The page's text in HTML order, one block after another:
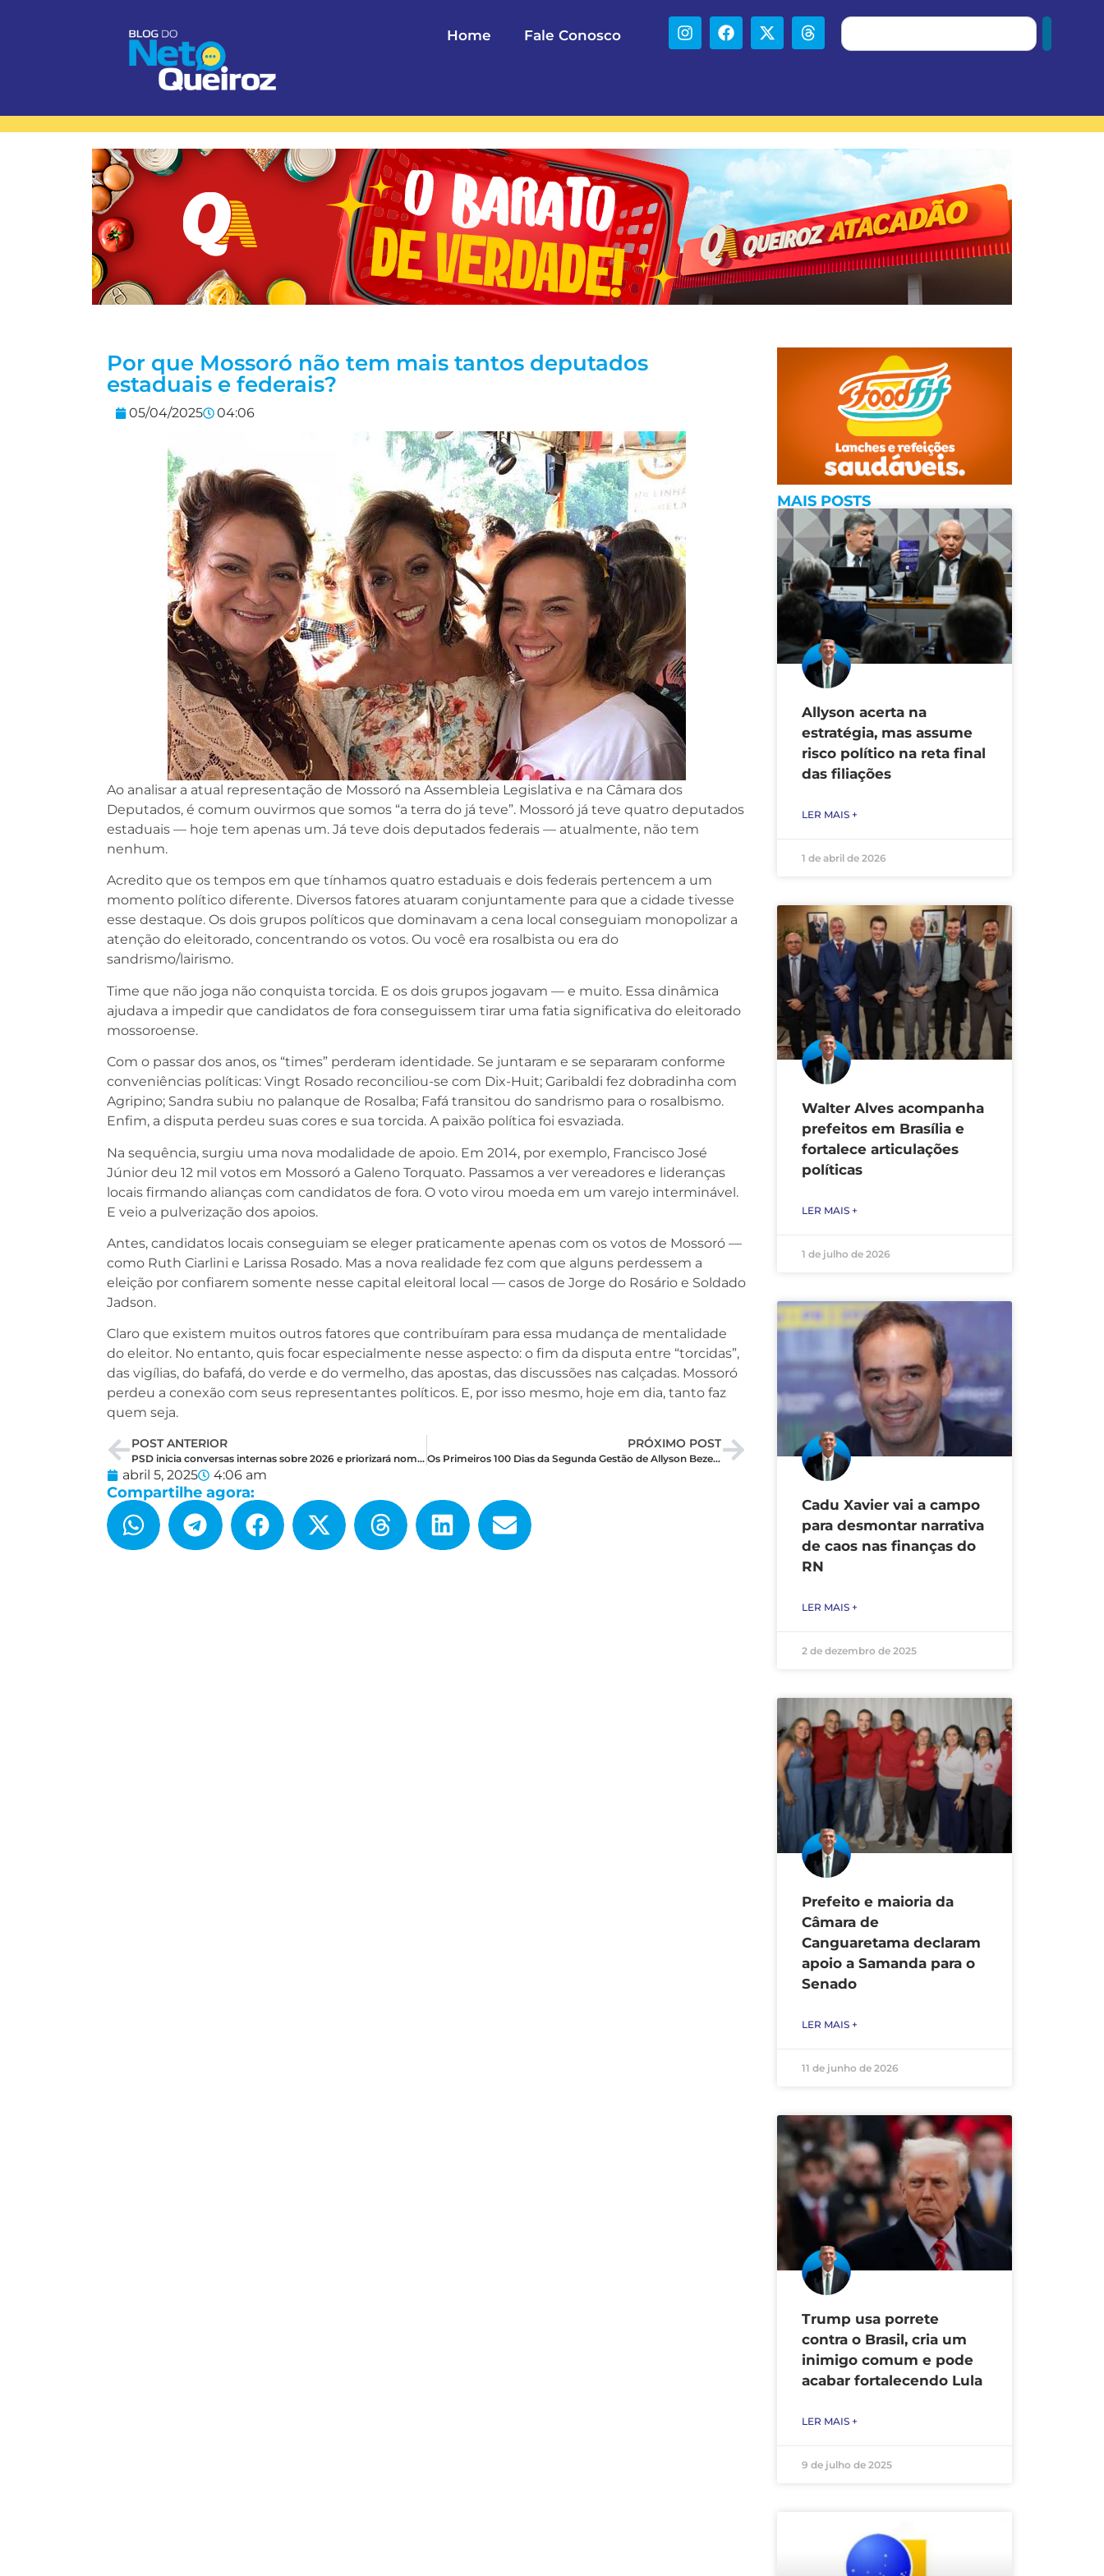
Home Fale Conosco
Por que Mossoró não tem mais tantos deputados
estaduais e federais?
05/04/2025 04:06
Ao analisar a atual representação de Mossoró na Assembleia Legislativa e na Câmara dos
Deputados, é comum ouvirmos que somos “a terra do já teve”. Mossoró já teve quatro deputados
estaduais — hoje tem apenas um. Já teve dois deputados federais — atualmente, não tem
nenhum.
Acredito que os tempos em que tínhamos quatro estaduais e dois federais pertencem a um
momento político diferente. Diversos fatores atuaram conjuntamente para que a cidade tivesse
esse destaque. Os dois grupos políticos que dominavam a cena local conseguiam monopolizar a
atenção do eleitorado, concentrando os votos. Ou você era rosalbista ou era do
sandrismo/lairismo.
Time que não joga não conquista torcida. E os dois grupos jogavam — e muito. Essa dinâmica
ajudava a impedir que candidatos de fora conseguissem tirar uma fatia significativa do eleitorado
mossoroense.
Com o passar dos anos, os “times” perderam identidade. Se juntaram e se separaram conforme
conveniências políticas: Vingt Rosado reconciliou-se com Dix-Huit; Garibaldi fez dobradinha com
Agripino; Sandra subiu no palanque de Rosalba; Fafá transitou do sandrismo para o rosalbismo.
Enfim, a disputa perdeu suas cores e sua torcida. A paixão política foi esvaziada.
Na sequência, surgiu uma nova modalidade de apoio. Em 2014, por exemplo, Francisco José
Júnior deu 12 mil votos em Mossoró a Galeno Torquato. Passamos a ver vereadores e lideranças
locais firmando alianças com candidatos de fora. O voto virou moeda em um varejo interminável.
E veio a pulverização dos apoios.
Antes, candidatos locais conseguiam se eleger praticamente apenas com os votos de Mossoró —
como Ruth Ciarlini e Larissa Rosado. Mas a nova realidade fez com que alguns perdessem a
eleição por confiarem somente nesse capital eleitoral local — casos de Jorge do Rosário e Soldado
Jadson.
Claro que existem muitos outros fatores que contribuíram para essa mudança de mentalidade
do eleitor. No entanto, quis focar especialmente nesse aspecto: o fim da disputa entre “torcidas”,
das vigílias, do bafafá, do verde e do vermelho, das apostas, das discussões nas calçadas. Mossoró
perdeu a conexão com seus representantes políticos. E, por isso mesmo, hoje em dia, tanto faz
quem seja.
POST ANTERIOR
PSD inicia conversas internas sobre 2026 e priorizará nominata estadual
PRÓXIMO POST
Os Primeiros 100 Dias da Segunda Gestão de Allyson Bezerra
abril 5, 2025 4:06 am
Compartilhe agora:
MAIS POSTS
Allyson acerta na
estratégia, mas assume
risco político na reta final
das filiações
LER MAIS +
1 de abril de 2026
Walter Alves acompanha
prefeitos em Brasília e
fortalece articulações
políticas
LER MAIS +
1 de julho de 2026
Cadu Xavier vai a campo
para desmontar narrativa
de caos nas finanças do
RN
LER MAIS +
2 de dezembro de 2025
Prefeito e maioria da
Câmara de
Canguaretama declaram
apoio a Samanda para o
Senado
LER MAIS +
11 de junho de 2026
Trump usa porrete
contra o Brasil, cria um
inimigo comum e pode
acabar fortalecendo Lula
LER MAIS +
9 de julho de 2025